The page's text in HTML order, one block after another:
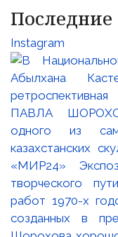
Последние
Instagram